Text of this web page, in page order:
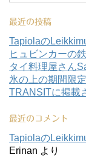
最近の投稿
Tapiolaの
ヒュビンカーの
タイ料理屋さん
氷の上の期間限
TRANSITに掲載
最近のコメント
Tapiolaの
Erinan より